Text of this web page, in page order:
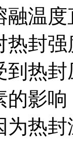
融温
热封
到热
的影
为热